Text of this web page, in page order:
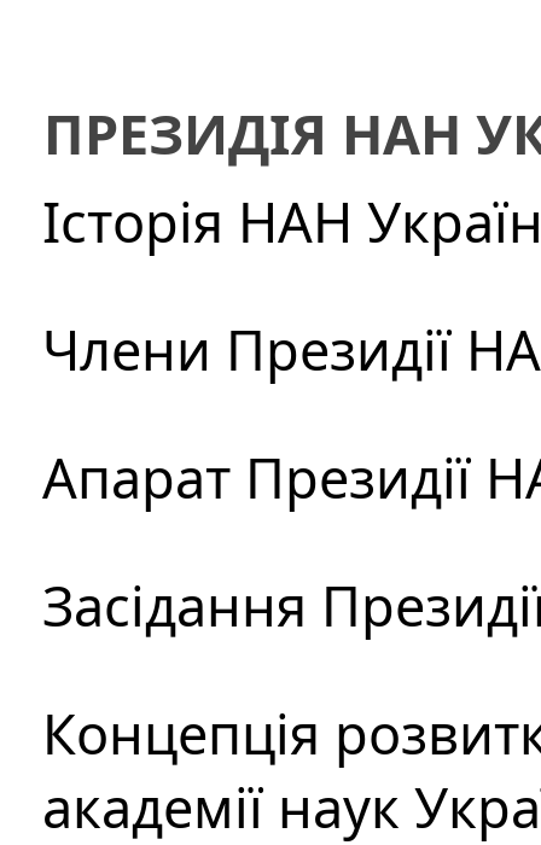
ПРЕЗИДІЯ НАН
Історія НАН
Члени Президії
Апарат Президії
Засідання
Концепція
академії наук